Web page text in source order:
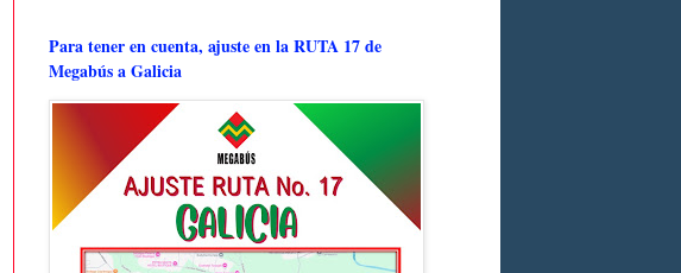
Para tener en cuenta, ajuste en la RUTA 17 de
Megabús a Galicia